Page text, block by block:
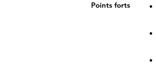
Points forts